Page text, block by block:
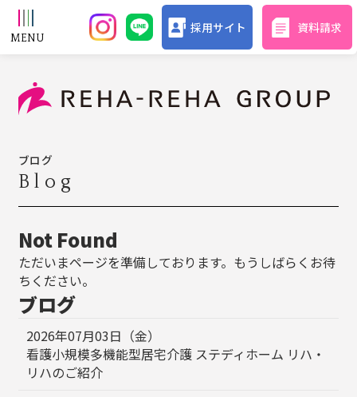
採用サイト 資料請求
ブログ
Blog
Not Found
ただいまページを準備しております。もうしばらくお待
ちください。
ブログ
2026年07月03日（金）
看護小規模多機能型居宅介護 ステディホーム リハ・
リハのご紹介